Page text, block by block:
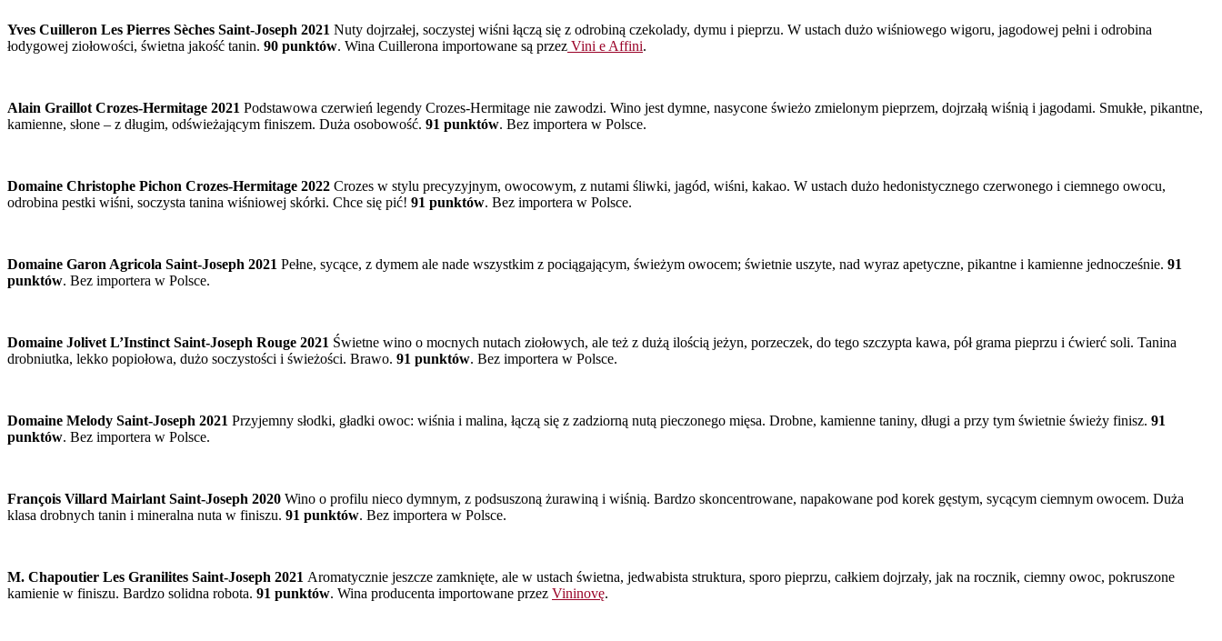
Yves Cuilleron Les Pierres Sèches Saint-Joseph 2021 Nuty dojrzałej, soczystej wiśni łączą się z odrobiną czekolady, dymu i pieprzu. W ustach dużo wiśniowego wigoru, jagodowej pełni i odrobina
łodygowej ziołowości, świetna jakość tanin. 90 punktów. Wina Cuillerona importowane są przez Vini e Affini.
Alain Graillot Crozes-Hermitage 2021 Podstawowa czerwień legendy Crozes-Hermitage nie zawodzi. Wino jest dymne, nasycone świeżo zmielonym pieprzem, dojrzałą wiśnią i jagodami. Smukłe, pikantne,
kamienne, słone – z długim, odświeżającym finiszem. Duża osobowość. 91 punktów. Bez importera w Polsce.
Domaine Christophe Pichon Crozes-Hermitage 2022 Crozes w stylu precyzyjnym, owocowym, z nutami śliwki, jagód, wiśni, kakao. W ustach dużo hedonistycznego czerwonego i ciemnego owocu,
odrobina pestki wiśni, soczysta tanina wiśniowej skórki. Chce się pić! 91 punktów. Bez importera w Polsce.
Domaine Garon Agricola Saint-Joseph 2021 Pełne, sycące, z dymem ale nade wszystkim z pociągającym, świeżym owocem; świetnie uszyte, nad wyraz apetyczne, pikantne i kamienne jednocześnie. 91
punktów. Bez importera w Polsce.
Domaine Jolivet L’Instinct Saint-Joseph Rouge 2021 Świetne wino o mocnych nutach ziołowych, ale też z dużą ilością jeżyn, porzeczek, do tego szczypta kawa, pół grama pieprzu i ćwierć soli. Tanina
drobniutka, lekko popiołowa, dużo soczystości i świeżości. Brawo. 91 punktów. Bez importera w Polsce.
Domaine Melody Saint-Joseph 2021 Przyjemny słodki, gładki owoc: wiśnia i malina, łączą się z zadziorną nutą pieczonego mięsa. Drobne, kamienne taniny, długi a przy tym świetnie świeży finisz. 91
punktów. Bez importera w Polsce.
François Villard Mairlant Saint-Joseph 2020 Wino o profilu nieco dymnym, z podsuszoną żurawiną i wiśnią. Bardzo skoncentrowane, napakowane pod korek gęstym, sycącym ciemnym owocem. Duża
klasa drobnych tanin i mineralna nuta w finiszu. 91 punktów. Bez importera w Polsce.
M. Chapoutier Les Granilites Saint-Joseph 2021 Aromatycznie jeszcze zamknięte, ale w ustach świetna, jedwabista struktura, sporo pieprzu, całkiem dojrzały, jak na rocznik, ciemny owoc, pokruszone
kamienie w finiszu. Bardzo solidna robota. 91 punktów. Wina producenta importowane przez Vininovę.